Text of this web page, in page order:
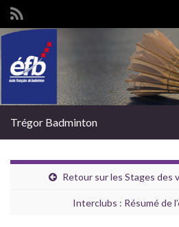
Trégor Badminton
Retour sur les Stages des
Interclubs : Résumé de